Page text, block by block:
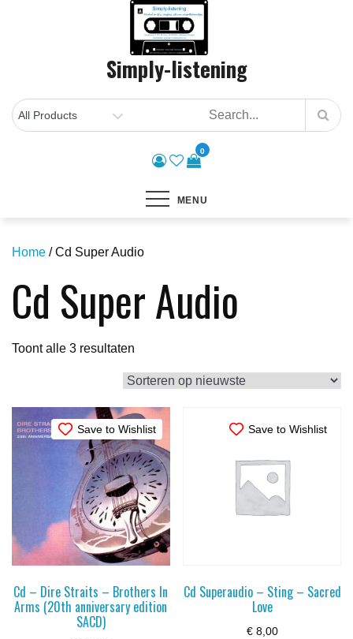
Simply-listening
0
MENU
Home / Cd Super Audio
Cd Super Audio
Toont alle 3 resultaten
op
nieuwste
Save to Wishlist
Cd – Dire Straits – Brothers In
Arms (20th anniversary edition
SACD)
Save to Wishlist
Cd Superaudio – Sting – Sacred
Love
€8,00